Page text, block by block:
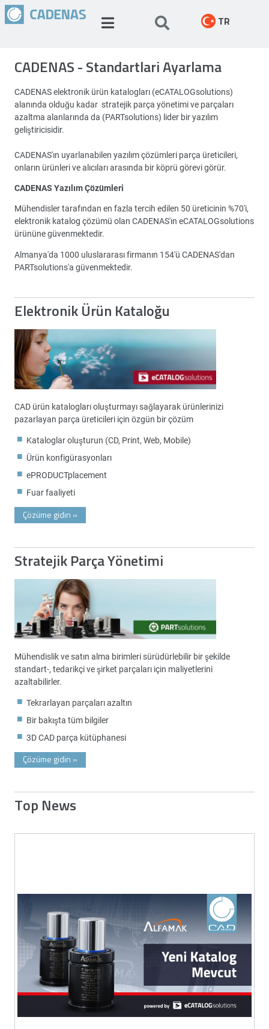
TR
CADENAS - Standartlari Ayarlama
CADENAS elektronik ürün katalogları (eCATALOGsolutions)
alanında olduğu kadar stratejik parça yönetimi ve parçaları
azaltma alanlarında da (PARTsolutions) lider bir yazılım
geliştiricisidir.
CADENAS'ın uyarlanabilen yazılım çözümleri parça üreticileri,
onların ürünleri ve alıcıları arasında bir köprü görevi görür.
CADENAS Yazılım Çözümleri
Mühendisler tarafından en fazla tercih edilen 50 üreticinin %70'i,
elektronik katalog çözümü olan CADENAS'ın eCATALOGsolutions
ürününe güvenmektedir.
Almanya'da 1000 uluslararası firmanın 154'ü CADENAS'dan
PARTsolutions'a güvenmektedir.
Elektronik Ürün Kataloğu
CAD ürün katalogları oluşturmayı sağlayarak ürünlerinizi
pazarlayan parça üreticileri için özgün bir çözüm
Kataloglar oluşturun (CD, Print, Web, Mobile)
Ürün konfigürasyonları
ePRODUCTplacement
Fuar faaliyeti
Çözüme gidin »
Stratejik Parça Yönetimi
Mühendislik ve satın alma birimleri sürüdürlebilir bir şekilde
standart-, tedarikçi ve şirket parçaları için maliyetlerini
azaltabilirler.
Tekrarlayan parçaları azaltın
Bir bakışta tüm bilgiler
3D CAD parça kütüphanesi
Çözüme gidin »
Top News